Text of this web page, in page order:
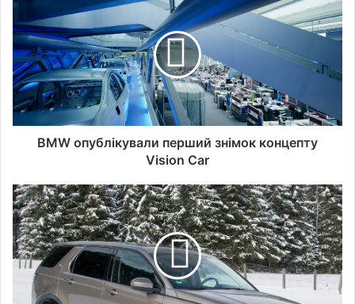
BMW опублікували перший знімок концепту
Vision Car